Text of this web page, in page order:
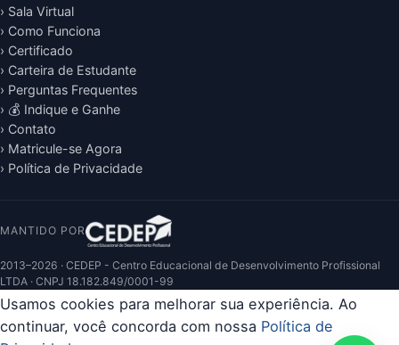
› Sala Virtual
› Como Funciona
› Certificado
› Carteira de Estudante
› Perguntas Frequentes
› 💰 Indique e Ganhe
› Contato
› Matricule-se Agora
› Política de Privacidade
MANTIDO POR
2013–2026 · CEDEP - Centro Educacional de Desenvolvimento Profissional
LTDA · CNPJ 18.182.849/0001-99
Usamos cookies para melhorar sua experiência. Ao
continuar, você concorda com nossa Política de